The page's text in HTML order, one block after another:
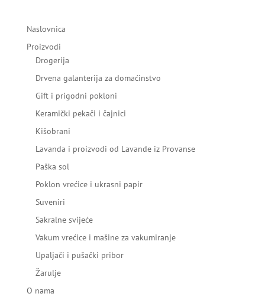
Naslovnica
Proizvodi
Drogerija
Drvena galanterija za domaćinstvo
Gift i prigodni pokloni
Keramički pekači i čajnici
Kišobrani
Lavanda i proizvodi od Lavande iz Provanse
Paška sol
Poklon vrećice i ukrasni papir
Suveniri
Sakralne svijeće
Vakum vrećice i mašine za vakumiranje
Upaljači i pušački pribor
Žarulje
O nama